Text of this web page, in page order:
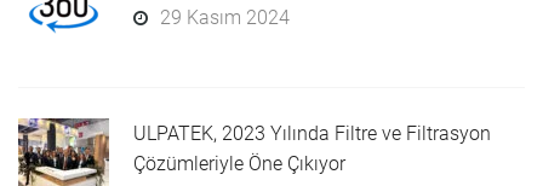
29 Kasım 2024
ULPATEK, 2023 Yılında Filtre ve Filtrasyon
Çözümleriyle Öne Çıkıyor